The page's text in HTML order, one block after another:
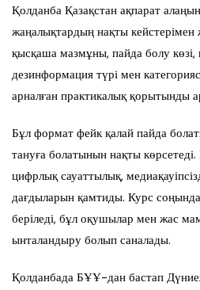
Қолданба Қазақстан ақпарат
жаңалықтардың нақты
қысқаша мазмұны, пайда болу көзі,
дезинформация түрі мен
арналған практикалық қорытынды
Бұл формат фейк қалай пайда
тануға болатынын нақты
цифрлық сауаттылық,
дағдыларын қамтиды. Курс
беріледі, бұл оқушылар мен жас
ынталандыру болып саналады.
Қолданбада БҰҰ-дан бастап